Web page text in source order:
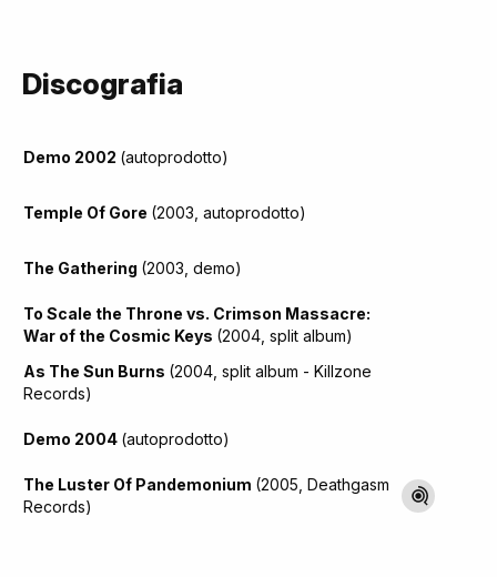
Discografia
Demo 2002 (autoprodotto)
Temple Of Gore (2003, autoprodotto)
The Gathering (2003, demo)
To Scale the Throne vs. Crimson Massacre:
War of the Cosmic Keys (2004, split album)
As The Sun Burns (2004, split album - Killzone
Records)
Demo 2004 (autoprodotto)
The Luster Of Pandemonium (2005, Deathgasm
Records)